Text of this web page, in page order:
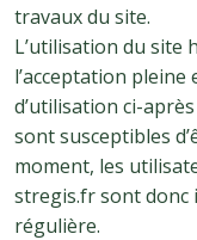
travaux du site.
L’utilisation du site
l’acceptation
d’utilisation ci-
sont susceptibles
moment, les
stregis.fr sont donc
régulière.